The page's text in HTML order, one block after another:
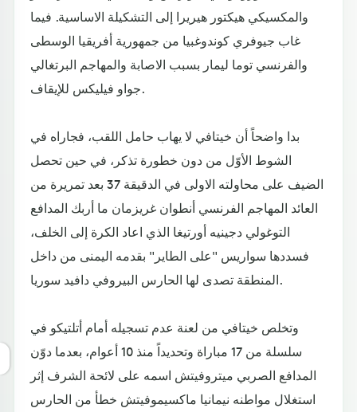
والمكسيكي هيكتور هيريرا إلى التشكيلة الاساسية. فيما
غاب جيوفري كوندوغبيا من جمهورية أفريقيا الوسطى
والفرنسي توما ليمار بسبب الاصابة والمهاجم البرتغالي
جواو فيليكس للإيقاف.
بدا واضحاً أن خيتافي لا يهاب حامل اللقب، فجاراه في
الشوط الأوّل من دون خطورة تذكر، في حين تحصل
الضيف على محاولته الاولى في الدقيقة 37 بعد تمريرة من
العائد المهاجم الفرنسي أنطوان غريزمان ما أربك المدافع
التوغولي دجينيه أورتيغا الذي اعاد الكرة إلى الخلف،
فسددها سواريس "على الطاير" بقدمه اليمنى من داخل
المنطقة تصدى لها الحارس البيروفي دافيد سوريا.
وتخلص خيتافي من لعنة عدم تسجيله أمام أتلتيكو في
سلسلة من 17 مباراة وتحديداً منذ 10 أعوام، بعدما دوّن
المدافع الصربي ميتروفيتش اسمه على لائحة الشرف إثر
استغلال مواطنه نيمانيا ماكسيموفيتش خطأ من الحارس